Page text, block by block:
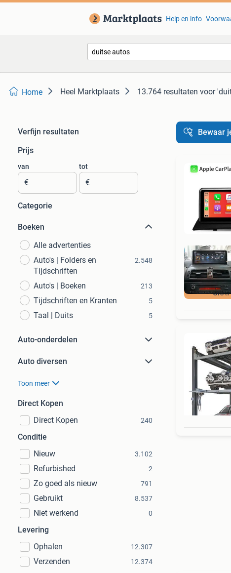
Help en info
Home Heel Marktplaats 13.764 resultaten voor
Verfijn resultaten
Prijs
van
€
tot
€
Categorie
Boeken
Alle advertenties
Auto's | Folders en
Tijdschriften
2.548
Auto's | Boeken 213
Tijdschriften en Kranten 5
Taal | Duits 5
Auto-onderdelen
Auto diversen
Toon meer
Direct Kopen
Direct Kopen
240
Conditie
Nieuw
3.102
Refurbished 2
Zo goed als nieuw 791
Gebruikt 8.537
Niet werkend 0
Levering
Ophalen
12.307
Verzenden 12.374
Bewaar